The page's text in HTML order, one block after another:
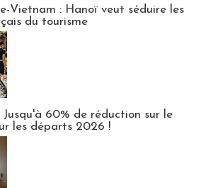
Vietnam : Hanoï veut séduire les
du tourisme
Jusqu'à 60% de réduction sur le
les départs 2026 !